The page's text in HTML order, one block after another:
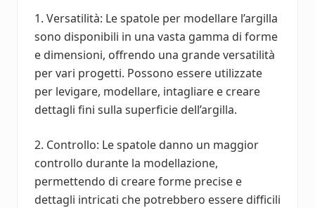
1. Versatilità: Le spatole per modellare l’argilla
sono disponibili in una vasta gamma di forme
e dimensioni, offrendo una grande versatilità
per vari progetti. Possono essere utilizzate
per levigare, modellare, intagliare e creare
dettagli fini sulla superficie dell’argilla.
2. Controllo: Le spatole danno un maggior
controllo durante la modellazione,
permettendo di creare forme precise e
dettagli intricati che potrebbero essere difficili